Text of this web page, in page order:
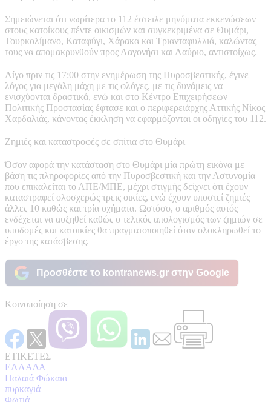
Σημειώνεται ότι νωρίτερα το 112 έστειλε μηνύματα εκκενώσεων
στους κατοίκους πέντε οικισμών και συγκεκριμένα σε Θυμάρι,
Τουρκολίμανο, Καταφύγι, Χάρακα και Τριανταφυλλιά, καλώντας
τους να απομακρυνθούν προς Λαγονήσι και Λαύριο, αντιστοίχως.
Λίγο πριν τις 17:00 στην ενημέρωση της Πυροσβεστικής, έγινε
λόγος για μεγάλη μάχη με τις φλόγες, με τις δυνάμεις να
ενισχύονται δραστικά, ενώ και στο Κέντρο Επιχειρήσεων
Πολιτικής Προστασίας έφτασε και ο περιφερειάρχης Αττικής Νίκος
Χαρδαλιάς, κάνοντας έκκληση να εφαρμόζονται οι οδηγίες του 112.
Ζημιές και καταστροφές σε σπίτια στο Θυμάρι
Όσον αφορά την κατάσταση στο Θυμάρι μία πρώτη εικόνα με
βάση τις πληροφορίες από την Πυροσβεστική και την Αστυνομία
που επικαλείται το ΑΠΕ/ΜΠΕ, μέχρι στιγμής δείχνει ότι έχουν
καταστραφεί ολοσχερώς τρεις οικίες, ενώ έχουν υποστεί ζημιές
άλλες 10 καθώς και τρία οχήματα. Ωστόσο, ο αριθμός αυτός
ενδέχεται να αυξηθεί καθώς ο τελικός απολογισμός των ζημιών σε
υποδομές και κατοικίες θα πραγματοποιηθεί όταν ολοκληρωθεί το
έργο της κατάσβεσης.
Προσθέστε το kontranews.gr στην Google
Κοινοποίηση σε
ΕΤΙΚΕΤΕΣ
ΕΛΛΑΔΑ
Παλαιά Φώκαια
πυρκαγιά
Φωτιά